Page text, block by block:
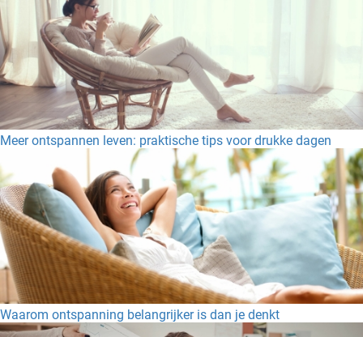
Meer ontspannen leven: praktische tips voor drukke dagen
Waarom ontspanning belangrijker is dan je denkt